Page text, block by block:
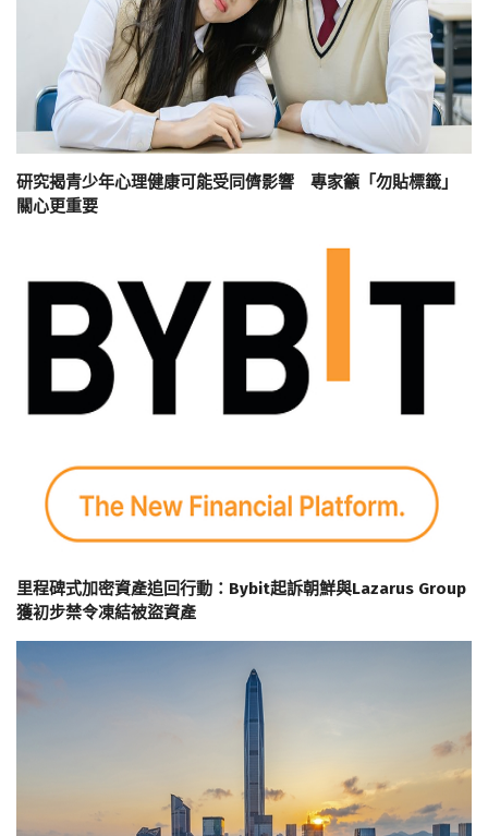
研究揭青少年心理健康可能受同儕影響 專家籲「勿貼標籤」
關心更重要
里程碑式加密資產追回行動：Bybit起訴朝鮮與Lazarus Group
獲初步禁令凍結被盜資產